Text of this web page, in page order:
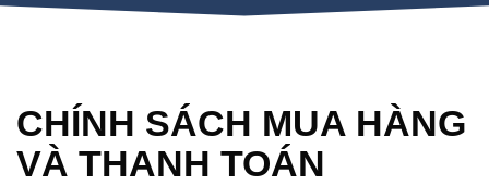
CHÍNH SÁCH MUA HÀNG
VÀ THANH TOÁN